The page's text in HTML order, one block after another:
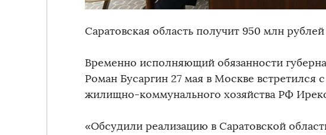
Саратовская область получит 950 млн
Временно исполняющий обязанности
Роман Бусаргин 27 мая в Москве встретился
жилищно-коммунального хозяйства РФ
«Обсудили реализацию в Саратовской